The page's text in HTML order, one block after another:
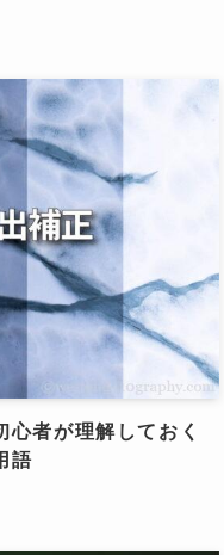
者が理解しておく
語